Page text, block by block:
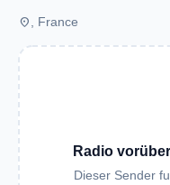
place , France
Radio
Dieser Sender